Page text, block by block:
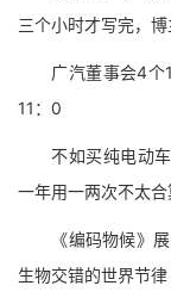
三个小时才写完，
广汽董事会4个
11：0
不如买纯电动车
一年用一两次不太合
《编码物候》展
生物交错的世界节律